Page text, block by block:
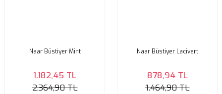
Naar Büstiyer Mint
1.182,45 TL
2.364,90 TL
Naar Büstiyer Lacivert
878,94 TL
1.464,90 TL